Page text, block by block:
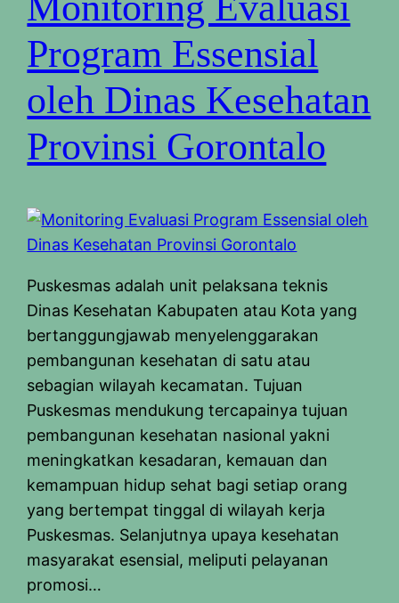
Program Essensial
oleh Dinas Kesehatan
Provinsi Gorontalo
Puskesmas adalah unit pelaksana teknis
Dinas Kesehatan Kabupaten atau Kota yang
bertanggungjawab menyelenggarakan
pembangunan kesehatan di satu atau
sebagian wilayah kecamatan. Tujuan
Puskesmas mendukung tercapainya tujuan
pembangunan kesehatan nasional yakni
meningkatkan kesadaran, kemauan dan
kemampuan hidup sehat bagi setiap orang
yang bertempat tinggal di wilayah kerja
Puskesmas. Selanjutnya upaya kesehatan
masyarakat esensial, meliputi pelayanan
promosi…